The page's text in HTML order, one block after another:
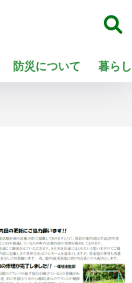
防災について 暮ら